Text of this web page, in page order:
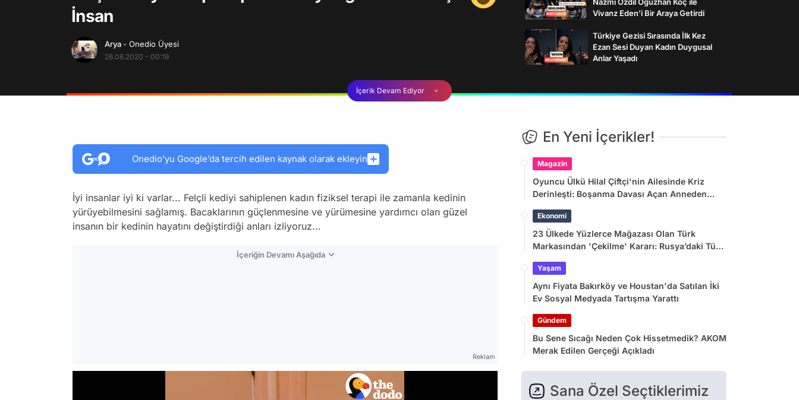
İnsan
Arya - Onedio Üyesi
26.06.2020 - 00:19
Vivanz Eden'i Bir Araya Getirdi
Türkiye Gezisi Sırasında İlk Kez
Ezan Sesi Duyan Kadın Duygusal
Anlar Yaşadı
İçerik Devam Ediyor
Onedio’yu Google’da tercih edilen kaynak olarak ekleyin
İyi insanlar iyi ki varlar... Felçli kediyi sahiplenen kadın fiziksel terapi ile zamanla kedinin
yürüyebilmesini sağlamış. Bacaklarının güçlenmesine ve yürümesine yardımcı olan güzel
insanın bir kedinin hayatını değiştirdiği anları izliyoruz...
İçeriğin Devamı Aşağıda
Reklam
En Yeni İçerikler!
Magazin
Oyuncu Ülkü Hilal Çiftçi'nin Ailesinde Kriz
Derinleşti: Boşanma Davası Açan Anneden
Ekonomi
23 Ülkede Yüzlerce Mağazası Olan Türk
Markasından 'Çekilme' Kararı: Rusya’daki Tüm
Yaşam
Aynı Fiyata Bakırköy ve Houstan'da Satılan İki
Ev Sosyal Medyada Tartışma Yarattı
Gündem
Bu Sene Sıcağı Neden Çok Hissetmedik? AKOM
Merak Edilen Gerçeği Açıkladı
Sana Özel Seçtiklerimiz